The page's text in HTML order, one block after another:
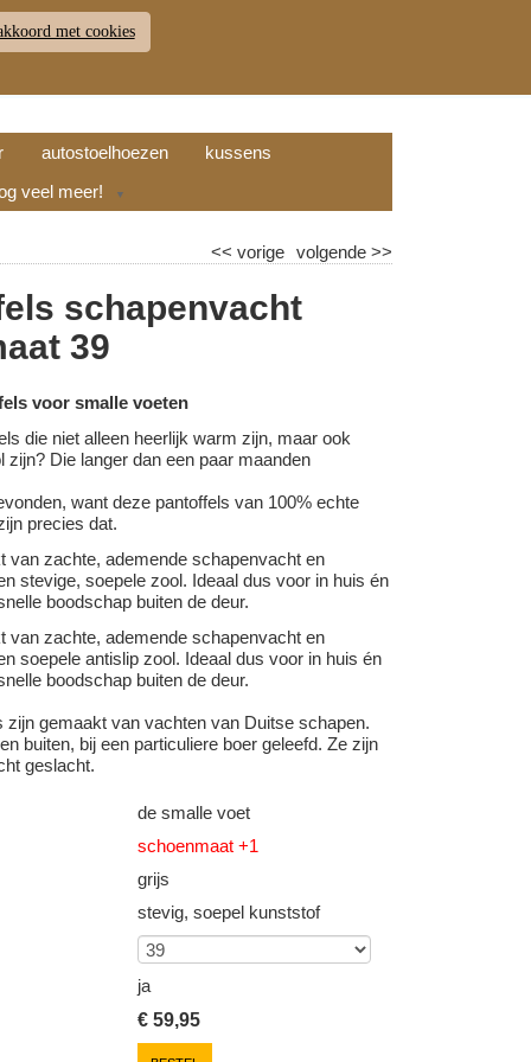
RETOUR WINKELWAGEN (
autostoelhoezen
kussens
veel meer! ▼
volgende>>
<< vorige
schapenvacht
39
voor smalle voeten
die niet alleen heerlijk warm zijn, maar ook
zijn? Die langer dan een paar maanden
want deze pantoffels van 100% echte
precies dat.
van zachte, ademende schapenvacht en
stevige, soepele zool. Ideaal dus voor in huis én
boodschap buiten de deur.
van zachte, ademende schapenvacht en
soepele antislip zool. Ideaal dus voor in huis én
boodschap buiten de deur.
zijn gemaakt van vachten van Duitse schapen.
buiten, bij een particuliere boer geleefd. Ze zijn
geslacht.
de smalle voet
schoenmaat +1
grijs
stevig, soepel kunststof
ja
€59,95
met cookies